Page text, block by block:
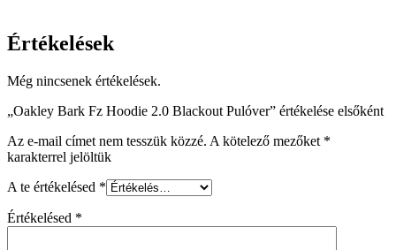
Értékelések
Még nincsenek értékelések.
„Oakley Bark Fz Hoodie 2.0 Blackout Pulóver” értékelése elsőként
Az e-mail címet nem tesszük közzé. A kötelező mezőket *
karakterrel jelöltük
A te értékelésed *
Értékelésed *